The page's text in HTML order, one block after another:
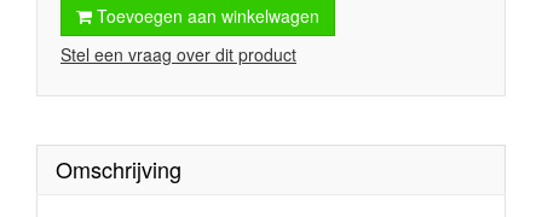
Toevoegen aan winkelwagen
Stel een vraag over dit product
Omschrijving